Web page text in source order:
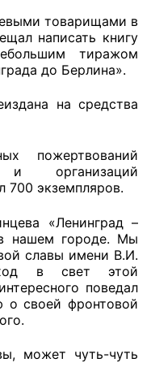
товарищами в
написать книгу
тиражом
до Берлина».
на средства
пожертвований
и организаций
700 экземпляров.
«Ленинград –
нашем городе. Мы
славы имени В.И.
в свет этой
поведал
о своей фронтовой
может чуть-чуть